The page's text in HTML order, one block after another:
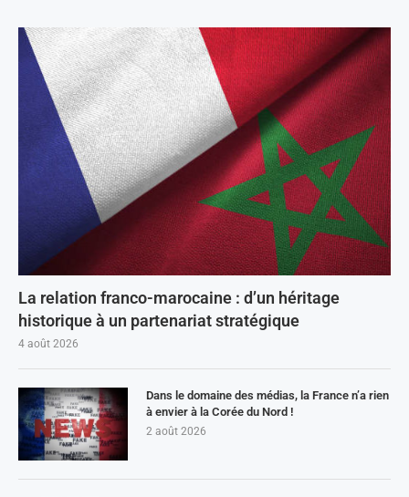
La relation franco-marocaine : d’un héritage
historique à un partenariat stratégique
4 août 2026
Dans le domaine des médias, la France n’a rien
à envier à la Corée du Nord !
2 août 2026